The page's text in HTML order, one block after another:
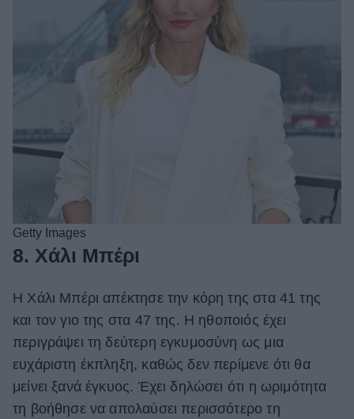
Getty Images
8. Χάλι Μπέρι
Η Χάλι Μπέρι απέκτησε την κόρη της στα 41 της
και τον γιο της στα 47 της. Η ηθοποιός έχει
περιγράψει τη δεύτερη εγκυμοσύνη ως μια
ευχάριστη έκπληξη, καθώς δεν περίμενε ότι θα
μείνει ξανά έγκυος. Έχει δηλώσει ότι η ωριμότητα
τη βοήθησε να απολαύσει περισσότερο τη